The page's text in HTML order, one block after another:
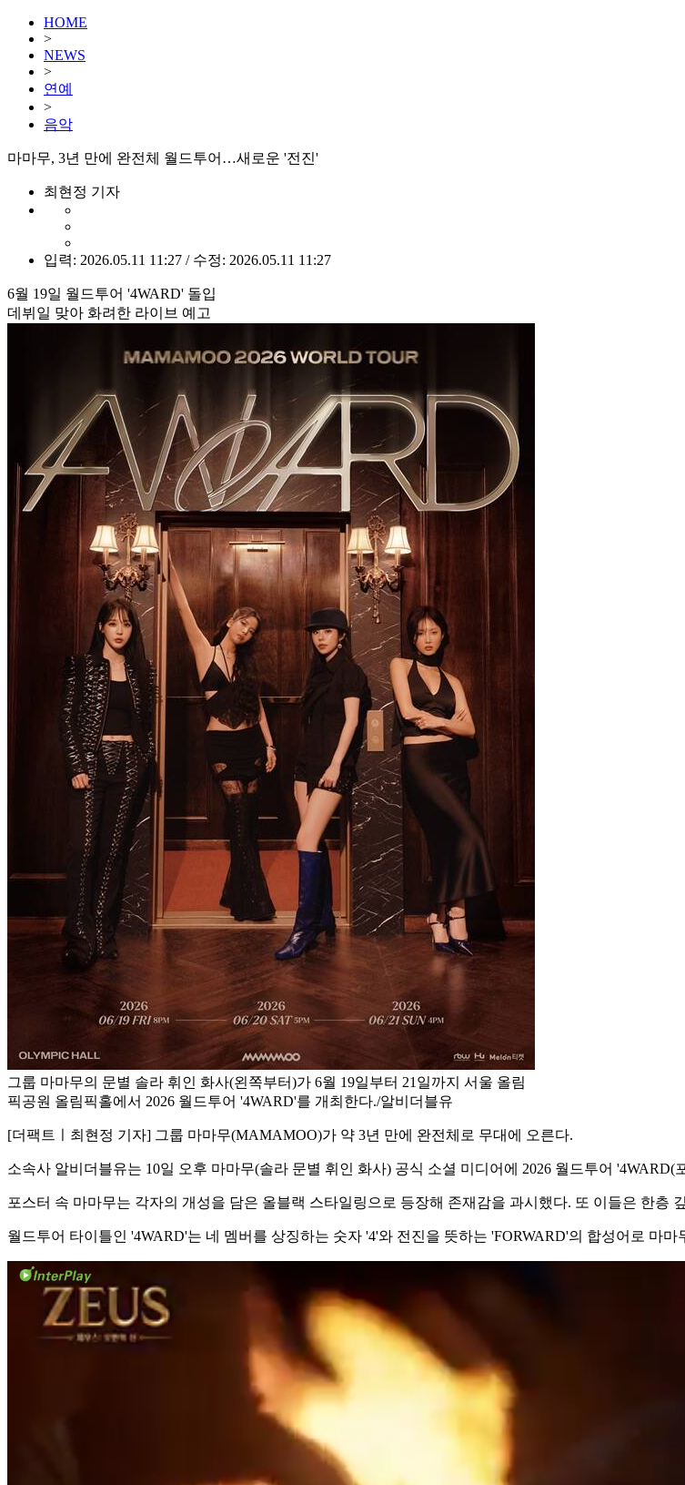
HOME
>
NEWS
>
연예
>
음악
마마무, 3년 만에 완전체 월드투어…새로운 '전진'
최현정 기자
입력: 2026.05.11 11:27 / 수정: 2026.05.11 11:27
6월 19일 월드투어 '4WARD' 돌입
데뷔일 맞아 화려한 라이브 예고
그룹 마마무의 문별 솔라 휘인 화사(왼쪽부터)가 6월 19일부터 21일까지 서울 올림
픽공원 올림픽홀에서 2026 월드투어 '4WARD'를 개최한다./알비더블유
[더팩트ㅣ최현정 기자] 그룹 마마무(MAMAMOO)가 약 3년 만에 완전체로 무대에 오른다.
소속사 알비더블유는 10일 오후 마마무(솔라 문별 휘인 화사) 공식 소셜 미디어에 2026 월드투어 '4WARD(
포스터 속 마마무는 각자의 개성을 담은 올블랙 스타일링으로 등장해 존재감을 과시했다. 또 이들은 한층
월드투어 타이틀인 '4WARD'는 네 멤버를 상징하는 숫자 '4'와 전진을 뜻하는 'FORWARD'의 합성어로 마